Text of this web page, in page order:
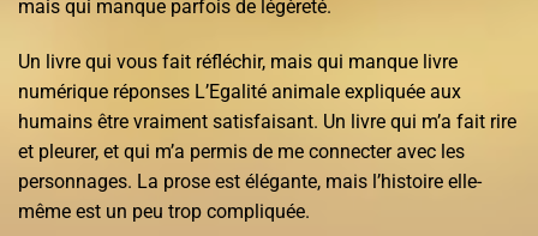
mais qui manque parfois de légèreté.
Un livre qui vous fait réfléchir, mais qui manque livre
numérique réponses L’Egalité animale expliquée aux
humains être vraiment satisfaisant. Un livre qui m’a fait rire
et pleurer, et qui m’a permis de me connecter avec les
personnages. La prose est élégante, mais l’histoire elle-
même est un peu trop compliquée.